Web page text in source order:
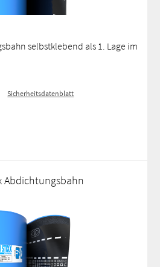
selbstklebend als 1. Lage im
Sicherheitsdatenblatt
Abdichtungsbahn